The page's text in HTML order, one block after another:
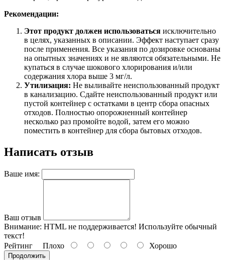
Рекомендации:
Этот продукт должен использоваться исключительно
в целях, указанных в описании. Эффект наступает сразу
после применения. Все указания по дозировке основаны
на опытных значениях и не являются обязательными. Не
купаться в случае шокового хлорирования и/или
содержания хлора выше 3 мг/л.
Утилизация: Не выливайте неиспользованный продукт
в канализацию. Сдайте неиспользованный продукт или
пустой контейнер с остатками в центр сбора опасных
отходов. Полностью опорожненный контейнер
несколько раз промойте водой, затем его можно
поместить в контейнер для сбора бытовых отходов.
Написать отзыв
Ваше имя:
Ваш отзыв
Внимание: HTML не поддерживается! Используйте обычный
текст!
Рейтинг Плохо Хорошо
Продолжить